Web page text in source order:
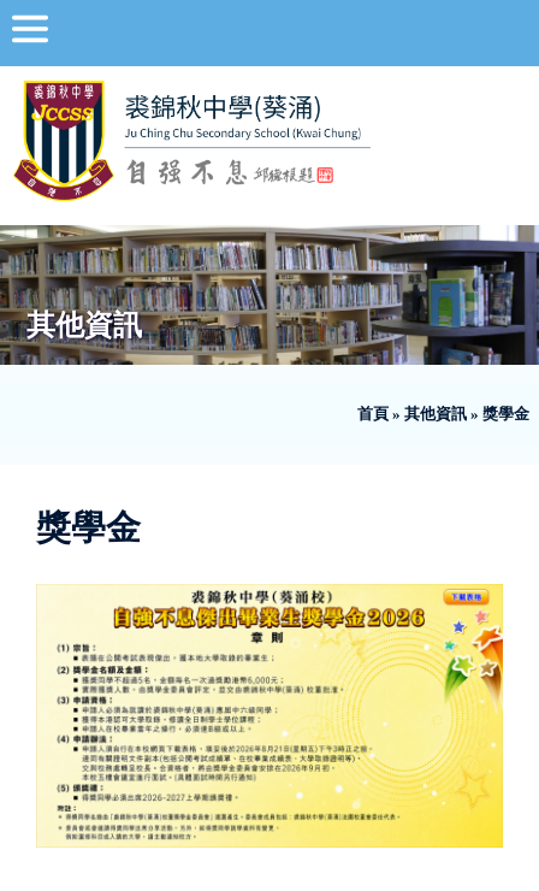
其他資訊
首頁 » 其他資訊 » 獎學金
獎學金